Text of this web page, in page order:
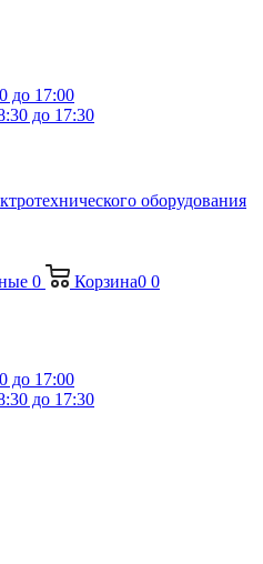
до 17:00
до 17:30
0 Корзина0 0
до 17:00
до 17:30